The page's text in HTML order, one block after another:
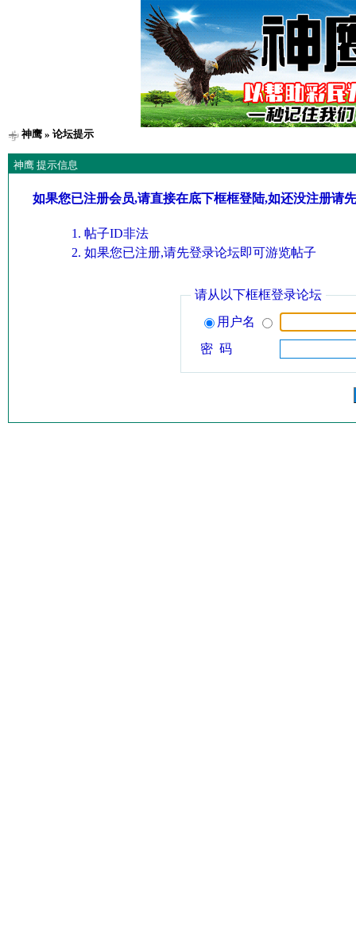
神鹰» 论坛提示
神鹰 提示信息
如果您已注册会员,请直接在底下框框登陆,如还没注册请
帖子ID非法
如果您已注册,请先登录论坛即可游览帖子
请从以下框框登录论坛
用户名
密 码